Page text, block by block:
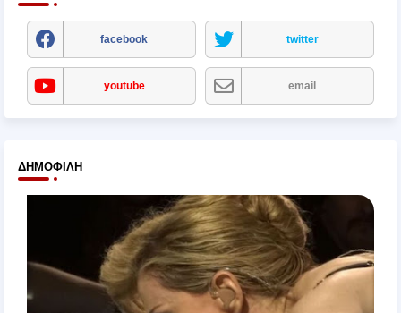
facebook twitter
youtube email
ΔΗΜΟΦΙΛΉ